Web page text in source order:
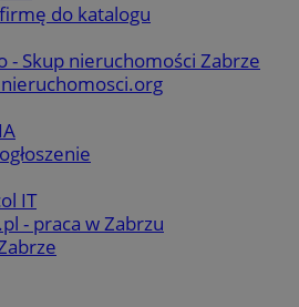
do katalogu
- Skup nieruchomości Zabrze
nieruchomosci.org
IT
- praca w Zabrzu